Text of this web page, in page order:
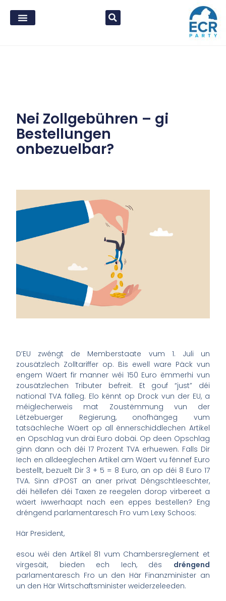
Nei Zollgebühren – gi
Bestellungen
onbezuelbar?
D’EU zwéngt de Memberstaate vum 1. Juli un
zousätzlech Zolltariffer op. Bis ewell ware Päck vun
engem Wäert fir manner wéi 150 Euro ëmmerhi vun
zousätzlechen Tributer befreit. Et gouf “just” déi
national TVA fälleg. Elo kënnt op Drock vun der EU, a
méiglecherweis mat Zoustëmmung vun der
Lëtzebuerger Regierung, onofhängeg vum
tatsächleche Wäert op all ënnerschiddlechen Artikel
en Opschlag vun dräi Euro dobäi. Op deen Opschlag
ginn dann och déi 17 Prozent TVA erhuewen. Falls Dir
Iech en alldeeglechen Artikel am Wäert vu fënnef Euro
bestellt, bezuelt Dir 3 + 5 = 8 Euro, an op déi 8 Euro 17
TVA. Sinn d’POST an aner privat Déngschtleeschter,
déi hëllefen déi Taxen ze reegelen dorop virbereet a
wäert iwwerhaapt nach een eppes bestellen? Eng
dréngend parlamentaresch Fro vum Lexy Schoos:
Här President,
esou wéi den Artikel 81 vum Chambersreglement et
virgesäit, bieden ech Iech, dës dréngend
parlamentaresch Fro un den Här Finanzminister an
un den Här Wirtschaftsminister weiderzeleeden.